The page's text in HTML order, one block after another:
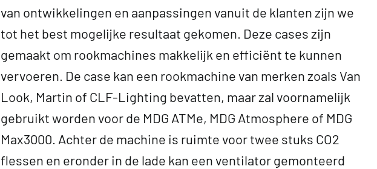
van ontwikkelingen en aanpassingen vanuit de klanten zijn we
tot het best mogelijke resultaat gekomen. Deze cases zijn
gemaakt om rookmachines makkelijk en efficiënt te kunnen
vervoeren. De case kan een rookmachine van merken zoals Van
Look, Martin of CLF-Lighting bevatten, maar zal voornamelijk
gebruikt worden voor de MDG ATMe, MDG Atmosphere of MDG
Max3000. Achter de machine is ruimte voor twee stuks CO2
flessen en eronder in de lade kan een ventilator gemonteerd